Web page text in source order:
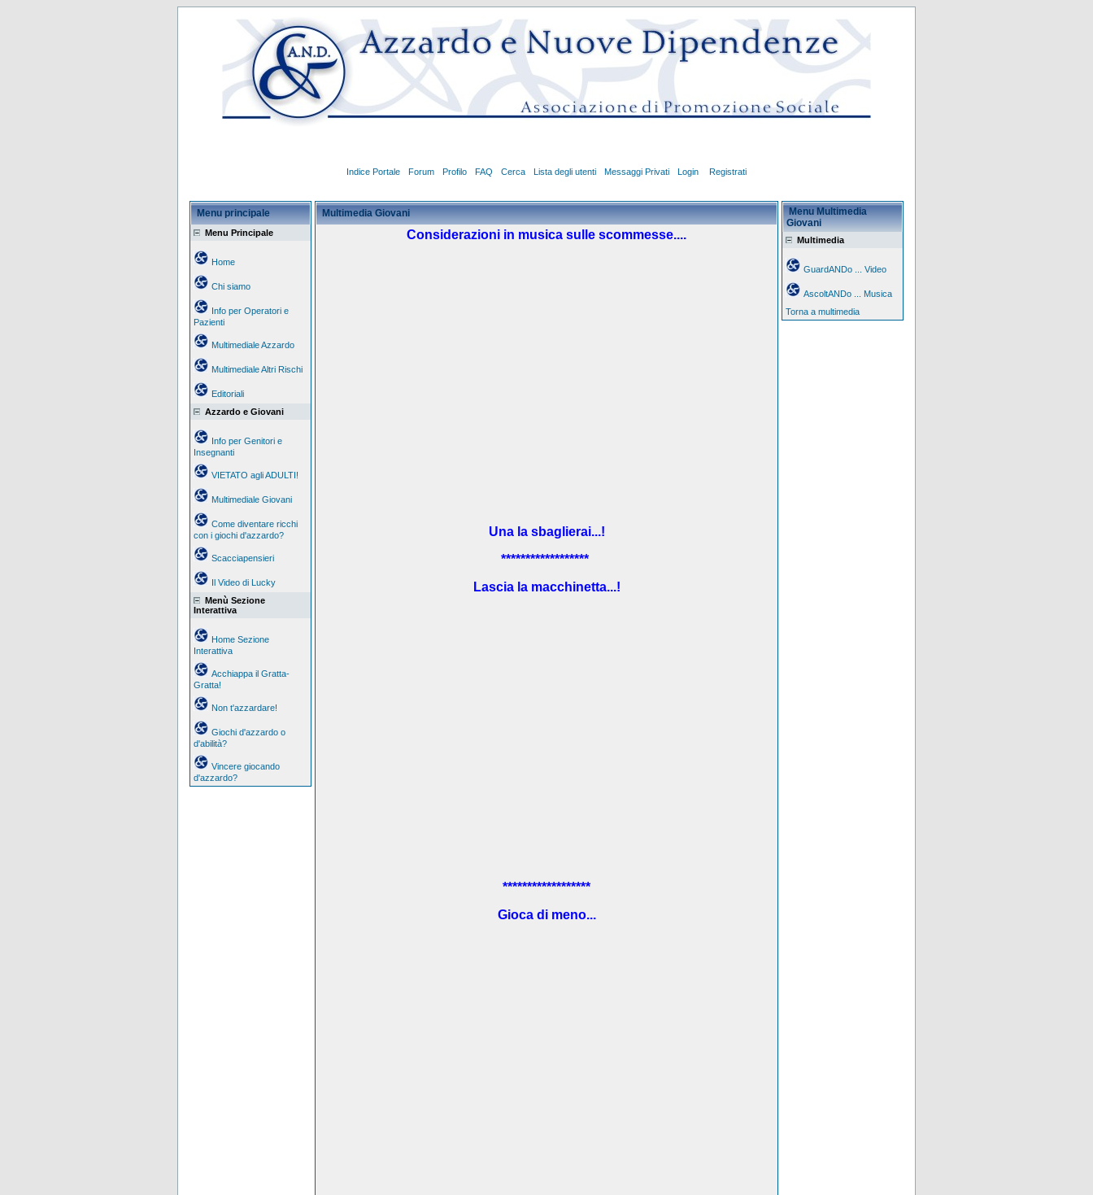
Indice Portale Forum Profilo FAQ Cerca Lista degli utenti Messaggi Privati Login Registrati
Menu principale
Menu Principale
Home
Chi siamo
Info per Operatori e
Pazienti
Multimediale Azzardo
Multimediale Altri Rischi
Editoriali
Azzardo e Giovani
Info per Genitori e
Insegnanti
VIETATO agli ADULTI!
Multimediale Giovani
Come diventare ricchi
con i giochi d'azzardo?
Scacciapensieri
Il Video di Lucky
Menù Sezione
Interattiva
Home Sezione
Interattiva
Acchiappa il Gratta-
Gratta!
Non t'azzardare!
Giochi d'azzardo o
d'abilità?
Vincere giocando
d'azzardo?
Multimedia Giovani
Considerazioni in musica sulle scommesse....
Una la sbaglierai...!
******************
Lascia la macchinetta...!
******************
Gioca di meno...
Menu Multimedia
Giovani
Multimedia
GuardANDo ... Video
AscoltANDo ... Musica
Torna a multimedia